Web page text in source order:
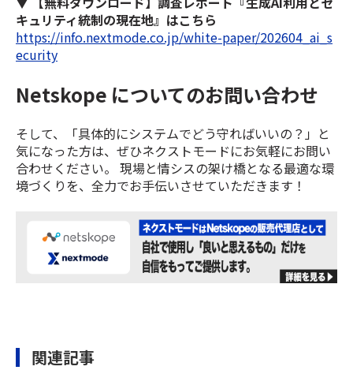
キュリティ統制の現在地』はこちら
https://info.nextmode.co.jp/white-paper/202604_ai_s
ecurity
Netskope についてのお問い合わせ
そして、「具体的にシステムでどう守ればいいの？」と
気になった方は、ぜひネクストモードにお気軽にお問い
合わせください。 現場と情シスの架け橋となる最適な環
境づくりを、全力でお手伝いさせていただきます！
関連記事